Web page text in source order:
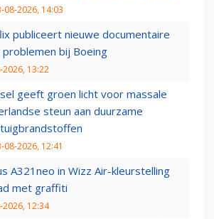
08-2026, 14:03
publiceert nieuwe documentaire
bij Boeing
2026, 13:22
geeft groen licht voor massale
steun aan duurzame
08-2026, 12:41
A321neo in Wizz Air-kleurstelling
met graffiti
2026, 12:34